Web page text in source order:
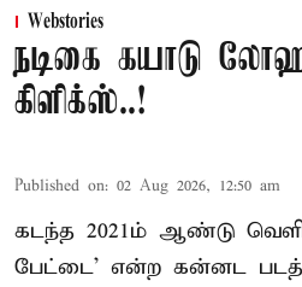
Webstories
நடிகை கயாடு
கிளிக்ஸ்..!
Published on: 02 Aug 2026, 12:50 am
கடந்த 2021ம் ஆண்டு
பேட்டை' என்ற கன்னட